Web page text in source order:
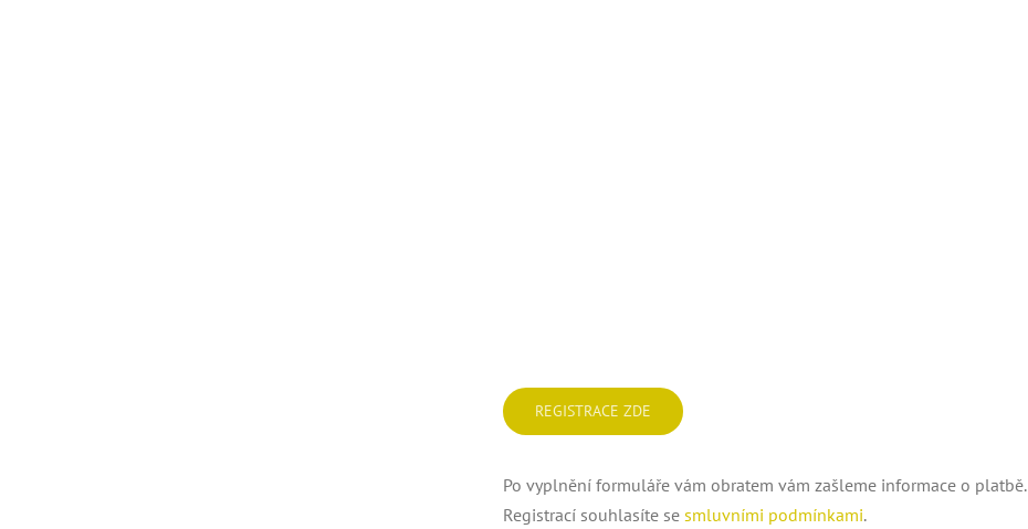
REGISTRACE ZDE
Po vyplnění formuláře vám obratem vám zašleme informace o platbě.
Registrací souhlasíte se smluvními podmínkami.